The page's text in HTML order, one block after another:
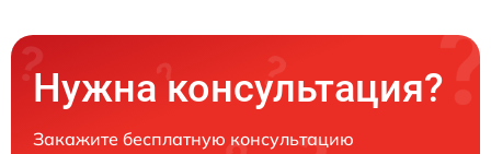
Нужна консультация?
Закажите бесплатную консультацию